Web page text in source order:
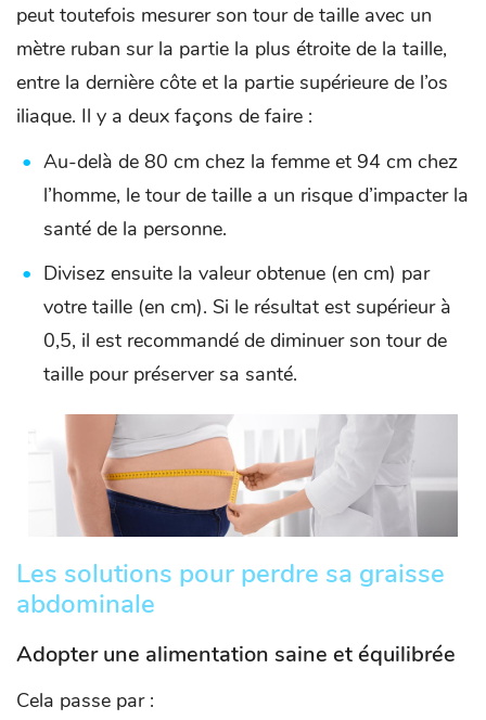
peut toutefois mesurer son tour de taille avec un
mètre ruban sur la partie la plus étroite de la taille,
entre la dernière côte et la partie supérieure de l’os
iliaque. Il y a deux façons de faire :
Au-delà de 80 cm chez la femme et 94 cm chez
l’homme, le tour de taille a un risque d’impacter la
santé de la personne.
Divisez ensuite la valeur obtenue (en cm) par
votre taille (en cm). Si le résultat est supérieur à
0,5, il est recommandé de diminuer son tour de
taille pour préserver sa santé.
Les solutions pour perdre sa graisse
abdominale
Adopter une alimentation saine et équilibrée
Cela passe par :